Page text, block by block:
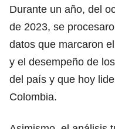
Durante un año, del
de 2023, se
datos que marcaron
y el desempeño de
del país y que hoy
Colombia.